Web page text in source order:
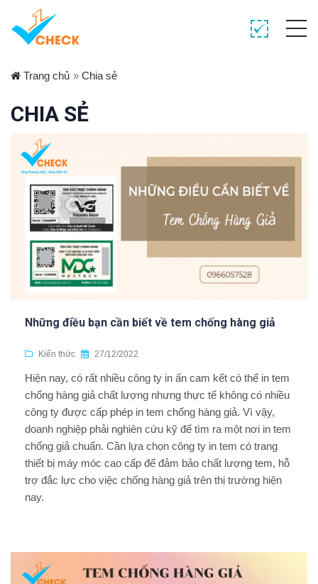
Trang chủ » Chia sẻ
CHIA SẺ
Những điều bạn cần biết về tem chống hàng giả
Kiến thức 27/12/2022
Hiện nay, có rất nhiều công ty in ấn cam kết có thể in tem
chống hàng giả chất lượng nhưng thực tế không có nhiều
công ty được cấp phép in tem chống hàng giả. Vì vậy,
doanh nghiệp phải nghiên cứu kỹ để tìm ra một nơi in tem
chống giả chuẩn. Cần lựa chọn công ty in tem có trang
thiết bị máy móc cao cấp để đảm bảo chất lượng tem, hỗ
trợ đắc lực cho việc chống hàng giả trên thị trường hiện
nay.